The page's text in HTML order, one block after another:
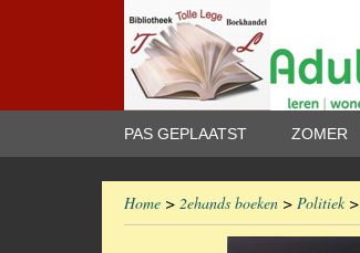
PAS GEPLAATST ZOMER
Home > 2ehands boeken > Politiek>